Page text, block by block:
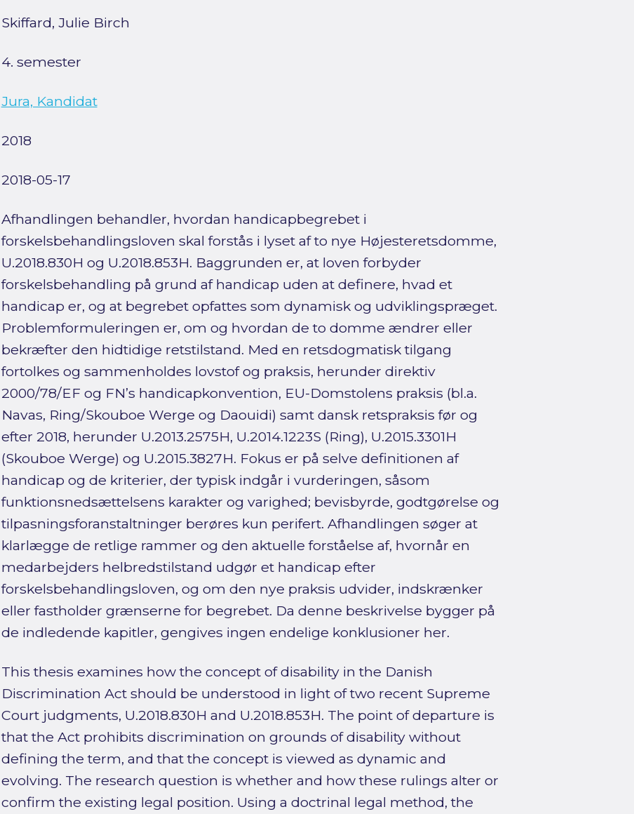
Skiffard, Julie Birch
4. semester
Jura, Kandidat
2018
2018-05-17
Afhandlingen behandler, hvordan handicapbegrebet i
forskelsbehandlingsloven skal forstås i lyset af to nye Højesteretsdomme,
U.2018.830H og U.2018.853H. Baggrunden er, at loven forbyder
forskelsbehandling på grund af handicap uden at definere, hvad et
handicap er, og at begrebet opfattes som dynamisk og udviklingspræget.
Problemformuleringen er, om og hvordan de to domme ændrer eller
bekræfter den hidtidige retstilstand. Med en retsdogmatisk tilgang
fortolkes og sammenholdes lovstof og praksis, herunder direktiv
2000/78/EF og FN’s handicapkonvention, EU-Domstolens praksis (bl.a.
Navas, Ring/Skouboe Werge og Daouidi) samt dansk retspraksis før og
efter 2018, herunder U.2013.2575H, U.2014.1223S (Ring), U.2015.3301H
(Skouboe Werge) og U.2015.3827H. Fokus er på selve definitionen af
handicap og de kriterier, der typisk indgår i vurderingen, såsom
funktionsnedsættelsens karakter og varighed; bevisbyrde, godtgørelse og
tilpasningsforanstaltninger berøres kun perifert. Afhandlingen søger at
klarlægge de retlige rammer og den aktuelle forståelse af, hvornår en
medarbejders helbredstilstand udgør et handicap efter
forskelsbehandlingsloven, og om den nye praksis udvider, indskrænker
eller fastholder grænserne for begrebet. Da denne beskrivelse bygger på
de indledende kapitler, gengives ingen endelige konklusioner her.
This thesis examines how the concept of disability in the Danish
Discrimination Act should be understood in light of two recent Supreme
Court judgments, U.2018.830H and U.2018.853H. The point of departure is
that the Act prohibits discrimination on grounds of disability without
defining the term, and that the concept is viewed as dynamic and
evolving. The research question is whether and how these rulings alter or
confirm the existing legal position. Using a doctrinal legal method, the